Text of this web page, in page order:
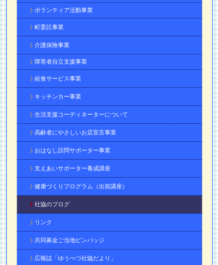
ボランティア活動事業
町委託事業
介護保険事業
障害者自立支援事業
給食サービス事業
キッチンカー事業
生活支援コーディネーターについて
高齢者にやさしいお店宣言事業
おはなし訪問サポーター事業
支えあいサポーター養成講座
健康づくりプログラム（出前講座）
社協のブログ
リンク
共同募金ご当地ピンバッジ
広報誌「ゆうべつ社協だより」